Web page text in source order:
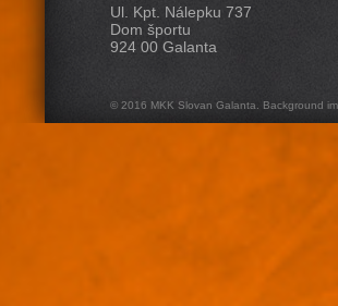
Ul. Kpt. Nálepku 737
Dom športu
924 00 Galanta
© 2016 MKK Slovan Galanta. Background